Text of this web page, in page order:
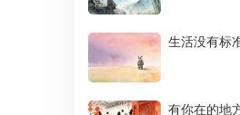
生活没有标
有你在的地